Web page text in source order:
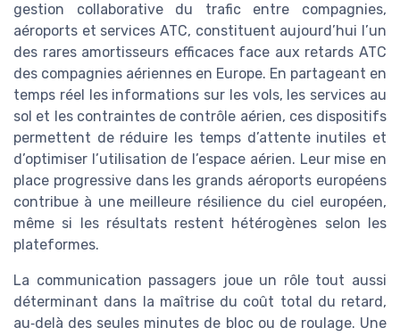
gestion collaborative du trafic entre compagnies,
aéroports et services ATC, constituent aujourd’hui l’un
des rares amortisseurs efficaces face aux retards ATC
des compagnies aériennes en Europe. En partageant en
temps réel les informations sur les vols, les services au
sol et les contraintes de contrôle aérien, ces dispositifs
permettent de réduire les temps d’attente inutiles et
d’optimiser l’utilisation de l’espace aérien. Leur mise en
place progressive dans les grands aéroports européens
contribue à une meilleure résilience du ciel européen,
même si les résultats restent hétérogènes selon les
plateformes.
La communication passagers joue un rôle tout aussi
déterminant dans la maîtrise du coût total du retard,
au‑delà des seules minutes de bloc ou de roulage. Une